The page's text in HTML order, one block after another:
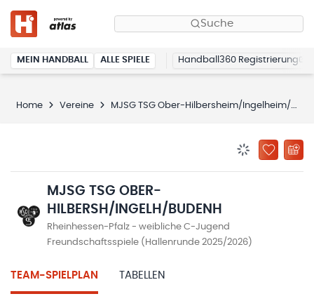
Suche
MEIN HANDBALL ALLE SPIELE Handball360 Registrierung
Home Vereine MJSG TSG Ober-Hilbersheim/Ingelheim/Budenheim
ZU
MJSG TSG OBER-
HILBERSH/INGELH/BUDENH
Rheinhessen-Pfalz - weibliche C-Jugend
Freundschaftsspiele (Hallenrunde 2025/2026)
TEAM-SPIELPLAN TABELLEN